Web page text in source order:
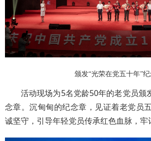
颁发“光荣在党五十年”
活动现场为5名党龄50年的老党员颁
念章。沉甸甸的纪念章，见证着老党员
诚坚守，引导年轻党员传承红色血脉，牢